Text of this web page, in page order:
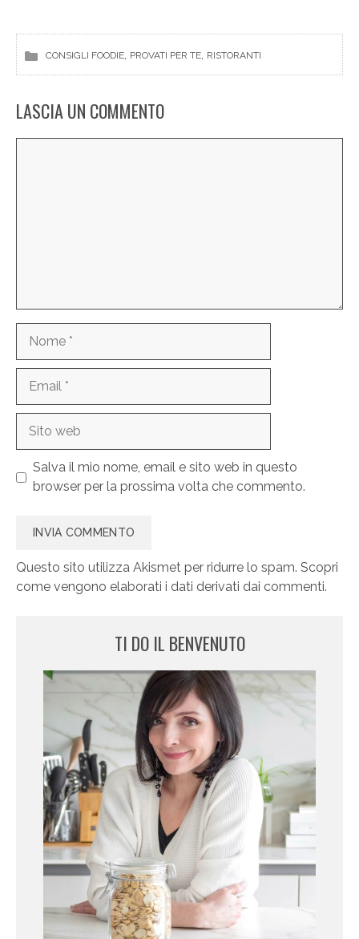
CONSIGLI FOODIE, PROVATI PER TE, RISTORANTI
LASCIA UN COMMENTO
web
Salva il mio nome, email e sito web in questo
browser per la prossima volta che commento.
Questo sito utilizza Akismet per ridurre lo spam. Scopri
come vengono elaborati i dati derivati dai commenti.
TI DO IL BENVENUTO